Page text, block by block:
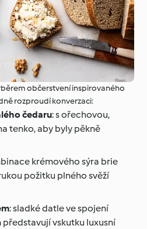
občerstvení inspirovaného
rozproudí konverzaci:
čedaru: s ořechovou,
tenko, aby byly pěkně
krémového sýra brie
požitku plného svěží
: sladké datle ve spojení
vskutku luxusní